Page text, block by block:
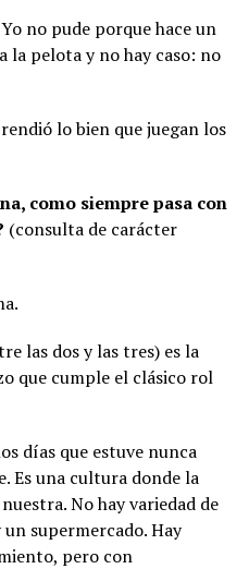
no pude porque hace un
la pelota y no hay caso: no
lo bien que juegan los
como siempre pasa con
(consulta de carácter
las dos y las tres) es la
que cumple el clásico rol
días que estuve nunca
Es una cultura donde la
No hay variedad de
supermercado. Hay
pero con